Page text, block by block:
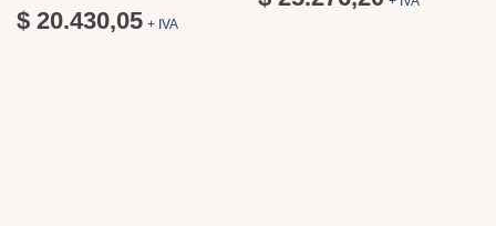
$ 20.430,05 + IVA